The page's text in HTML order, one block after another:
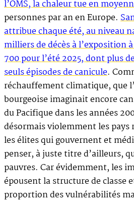
l’OMS, la chaleur tue en
personnes par an en Europe.
attribue chaque été, au niveau
milliers de décès à l’exposition
700 pour l’été 2025, dont plus
seuls épisodes de canicule.
réchauffement climatique, que
bourgeoise imaginait encore
du Pacifique dans les années
désormais violemment les pays
les élites qui gouvernent et
penser, à juste titre d’ailleurs,
pauvres. Car évidemment, les
épousent la structure de classe
proportion des vulnérabilités